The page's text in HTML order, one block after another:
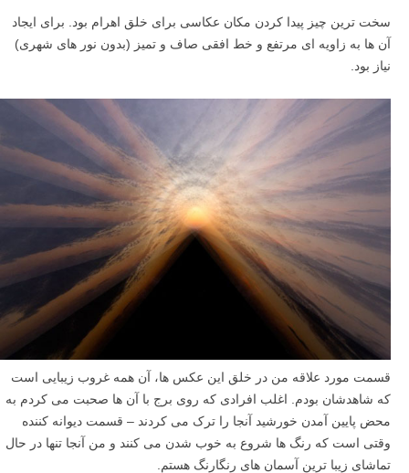
سخت ترین چیز پیدا کردن مکان عکاسی برای خلق اهرام بود. برای ایجاد
آن ها به زاویه ای مرتفع و خط افقی صاف و تمیز (بدون نور های شهری)
نیاز بود.
قسمت مورد علاقه من در خلق این عکس ها، آن همه غروب زیبایی است
که شاهدشان بودم. اغلب افرادی که روی برج با آن ها صحبت می کردم به
محض پایین آمدن خورشید آنجا را ترک می کردند – قسمت دیوانه کننده
وقتی است که رنگ ها شروع به خوب شدن می کنند و من آنجا تنها در حال
تماشای زیبا ترین آسمان های رنگارنگ هستم.